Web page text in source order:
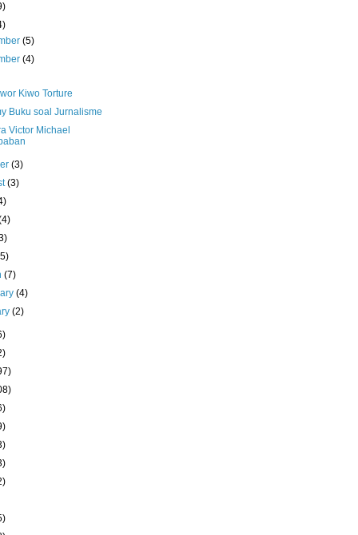
(5)
(4)
Kiwo Torture
Buku soal Jurnalisme
Victor Michael
(3)
(3)
(7)
(4)
(2)